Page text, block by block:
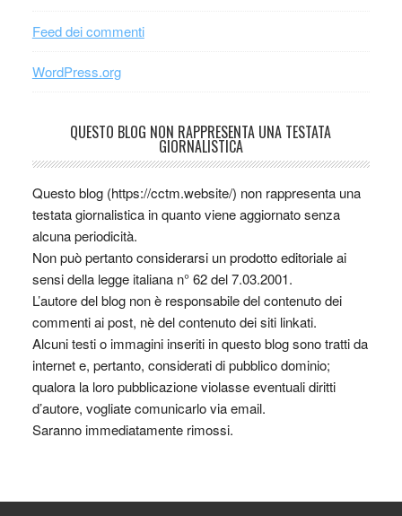
Feed dei commenti
WordPress.org
QUESTO BLOG NON RAPPRESENTA UNA TESTATA
GIORNALISTICA
Questo blog (https://cctm.website/) non rappresenta una
testata giornalistica in quanto viene aggiornato senza
alcuna periodicità.
Non può pertanto considerarsi un prodotto editoriale ai
sensi della legge italiana n° 62 del 7.03.2001.
L’autore del blog non è responsabile del contenuto dei
commenti ai post, nè del contenuto dei siti linkati.
Alcuni testi o immagini inseriti in questo blog sono tratti da
internet e, pertanto, considerati di pubblico dominio;
qualora la loro pubblicazione violasse eventuali diritti
d’autore, vogliate comunicarlo via email.
Saranno immediatamente rimossi.